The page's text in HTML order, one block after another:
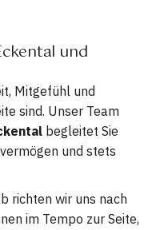
und
Mitgefühl und
sind. Unser Team
begleitet Sie
und stets
richten wir uns nach
im Tempo zur Seite,